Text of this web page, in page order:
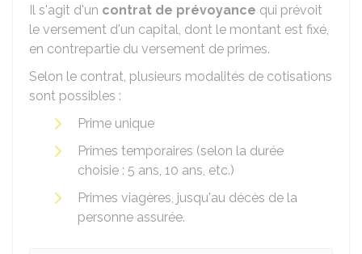
Il s'agit d'un contrat de prévoyance qui prévoit
le versement d'un capital, dont le montant est fixé,
en contrepartie du versement de primes.
Selon le contrat, plusieurs modalités de cotisations
sont possibles :
Prime unique
Primes temporaires (selon la durée
choisie : 5 ans, 10 ans, etc.)
Primes viagères, jusqu'au décès de la
personne assurée.